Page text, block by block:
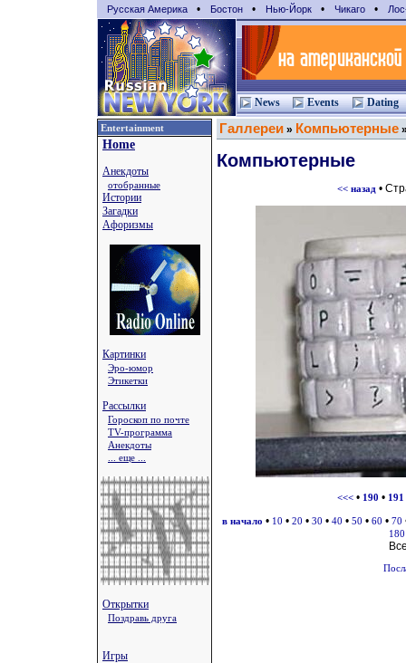
Русская Америка • Бостон • Нью-Йорк • Чикаго •
News Events Dating
Entertainment
Home
Анекдоты
отобранные
Истории
Загадки
Афоризмы
Картинки
Эро-юмор
Этикетки
Рассылки
Гороскоп по почте
TV-программа
Анекдоты
... еще ...
Открытки
Поздравь друга
Игры
Галлереи » Компьютерные
Компьютерные
<< назад•
<<< • 190 • 191
в начало • 10 • 20 • 30 • 40 • 50 • 60 • 70
180